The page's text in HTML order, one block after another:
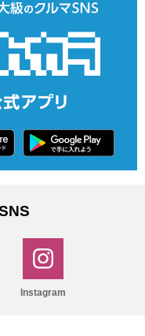
Instagram